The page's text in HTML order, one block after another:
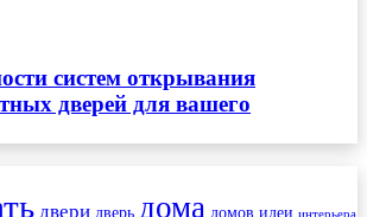
систем открывания
дверей для вашего
двери дверь дома домов идеи интерьера